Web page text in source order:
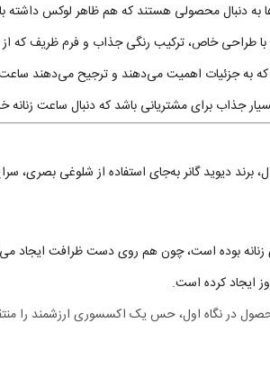
محصولی هستند که هم ظاهر لوکس داشته
طراحی خاص، ترکیب رنگی جذاب و فرم ظریف که
که به جزئیات اهمیت می‌دهند و ترجیح می‌دهند
جذاب برای مشتریانی باشد که دنبال ساعت
دیوید گانر به‌جای استفاده از شلوغی
ایجاد کرده است.
در نگاه اول، حس یک اکسسوری ارزشمند را